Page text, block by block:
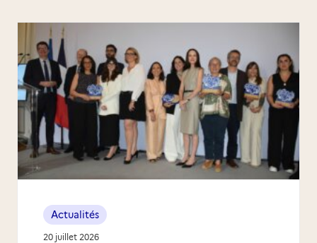
Actualités
20 juillet 2026